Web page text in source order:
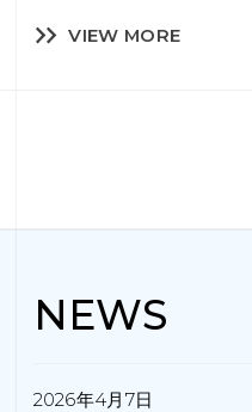
VIEW MORE
NEWS
2026年4月7日